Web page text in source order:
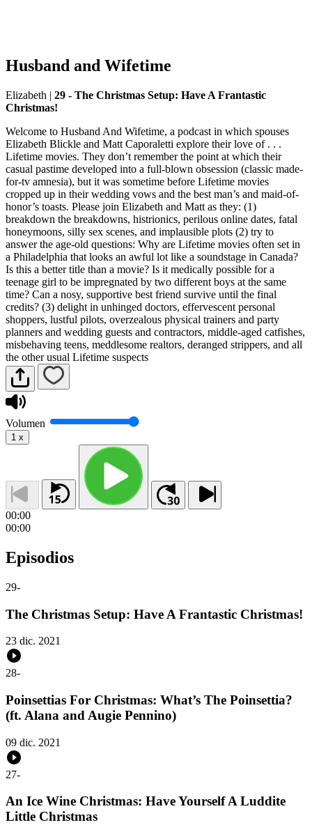
Husband and Wifetime
Elizabeth | 29 - The Christmas Setup: Have A Frantastic
Christmas!
Welcome to Husband And Wifetime, a podcast in which spouses
Elizabeth Blickle and Matt Caporaletti explore their love of . . .
Lifetime movies. They don’t remember the point at which their
casual pastime developed into a full-blown obsession (classic made-
for-tv amnesia), but it was sometime before Lifetime movies
cropped up in their wedding vows and the best man’s and maid-of-
honor’s toasts. Please join Elizabeth and Matt as they: (1)
breakdown the breakdowns, histrionics, perilous online dates, fatal
honeymoons, silly sex scenes, and implausible plots (2) try to
answer the age-old questions: Why are Lifetime movies often set in
a Philadelphia that looks an awful lot like a soundstage in Canada?
Is this a better title than a movie? Is it medically possible for a
teenage girl to be impregnated by two different boys at the same
time? Can a nosy, supportive best friend survive until the final
credits? (3) delight in unhinged doctors, effervescent personal
shoppers, lustful pilots, overzealous physical trainers and party
planners and wedding guests and contractors, middle-aged catfishes,
misbehaving teens, meddlesome realtors, deranged strippers, and all
the other usual Lifetime suspects
Volumen
1 x
00:00
00:00
Episodios
29-
The Christmas Setup: Have A Frantastic Christmas!
23 dic. 2021
28-
Poinsettias For Christmas: What’s The Poinsettia?
(ft. Alana and Augie Pennino)
09 dic. 2021
27-
An Ice Wine Christmas: Have Yourself A Luddite
Little Christmas